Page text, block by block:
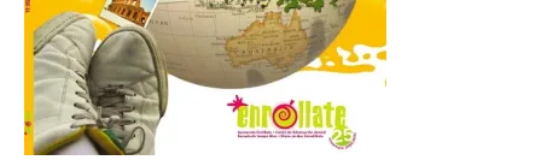
El Gobierno de España
lanza un visor web para
localizar y disfrutar del
eclipse solar del 12 de
agosto con seguridad